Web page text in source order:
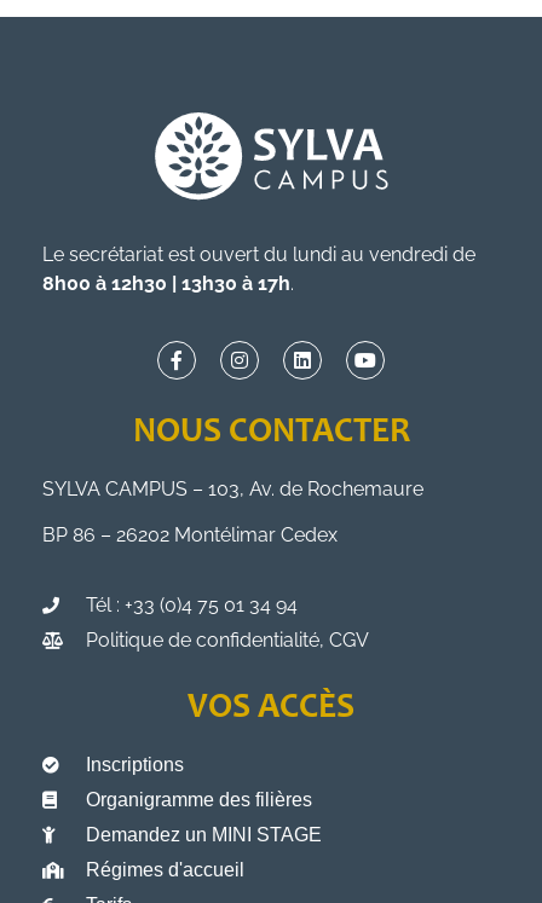
Le secrétariat est ouvert du lundi au vendredi de
8h00 à 12h30 | 13h30 à 17h.
NOUS CONTACTER
SYLVA CAMPUS – 103, Av. de Rochemaure
BP 86 – 26202 Montélimar Cedex
Tél : +33 (0)4 75 01 34 94
Politique de confidentialité, CGV
VOS ACCÈS
Inscriptions
Organigramme des filières
Demandez un MINI STAGE
Régimes d'accueil